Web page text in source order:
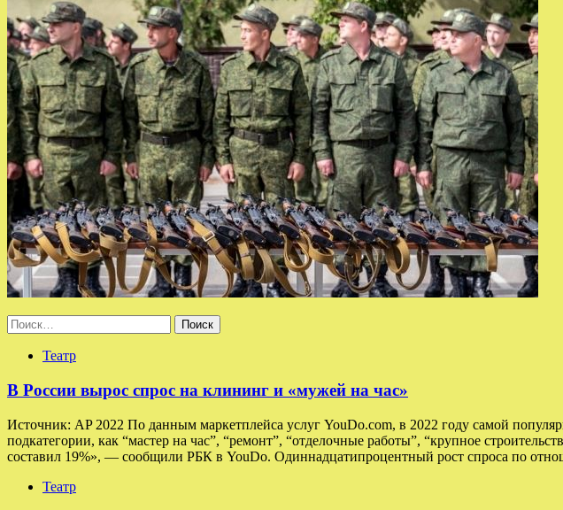
Найти:
Театр
В России вырос спрос на клининг и «мужей на час»
Источник: AP 2022 По данным маркетплейса услуг YouDo.com, в 2022 году самой
подкатегории, как “мастер на час”, “ремонт”, “отделочные работы”, “крупное
составил 19%», — сообщили РБК в YouDo. Одиннадцатипроцентный рост спроса по
Театр